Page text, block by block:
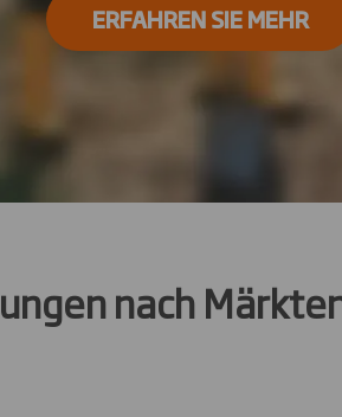
ERFAHREN SIE MEHR
nach